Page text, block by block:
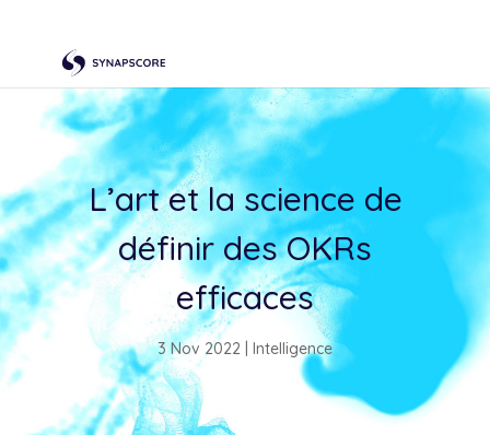
L’art et la science de
définir des OKRs
efficaces
3 Nov 2022 Intelligence